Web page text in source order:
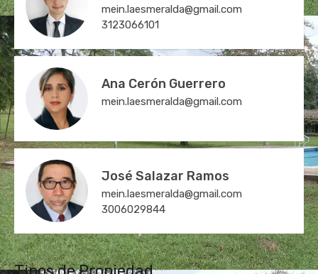
mein.laesmeralda@gmail.com
3123066101
Ana Cerón Guerrero
mein.laesmeralda@gmail.com
José Salazar Ramos
mein.laesmeralda@gmail.com
3006029844